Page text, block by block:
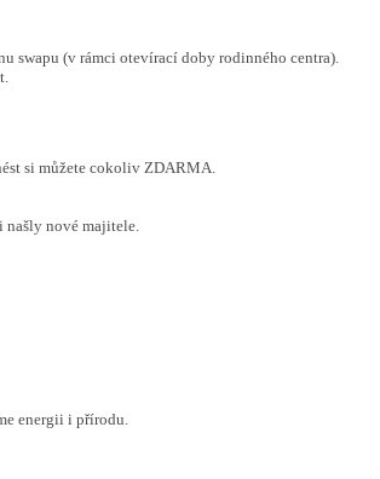
swapu (v rámci otevírací doby rodinného centra).
si můžete cokoliv ZDARMA.
našly nové majitele.
energii i přírodu.